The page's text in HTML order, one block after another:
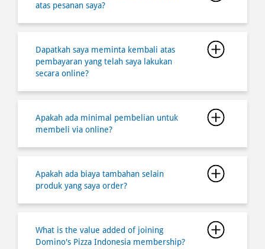
secara online?
Apakah ada minimal pembelian untuk
membeli via online?
produk yang saya order?
Domino's Pizza Indonesia membership?
Pizza Indonesia membership?